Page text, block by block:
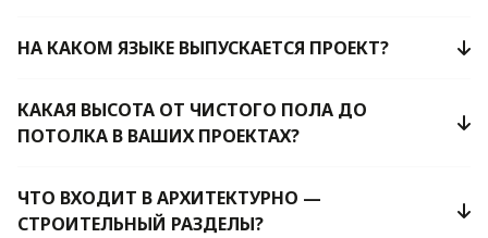
НА КАКОМ ЯЗЫКЕ ВЫПУСКАЕТСЯ ПРОЕКТ?
КАКАЯ ВЫСОТА ОТ ЧИСТОГО ПОЛА ДО
ПОТОЛКА В ВАШИХ ПРОЕКТАХ?
ЧТО ВХОДИТ В АРХИТЕКТУРНО —
СТРОИТЕЛЬНЫЙ РАЗДЕЛЫ?